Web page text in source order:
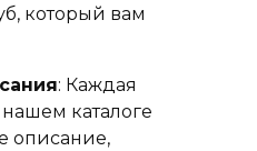
который вам
: Каждая
каталоге
описание,